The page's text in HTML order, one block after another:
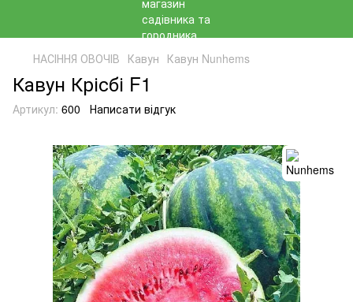
НАСІННЯ ОВОЧІВ Кавун Кавун Nunhems
Кавун Крісбі F1
Артикул: 600 Написати відгук